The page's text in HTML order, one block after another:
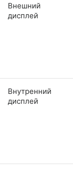
Внешний
дисплей
Внутренний
дисплей